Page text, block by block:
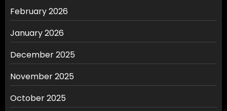
February 2026
January 2026
December 2025
November 2025
October 2025